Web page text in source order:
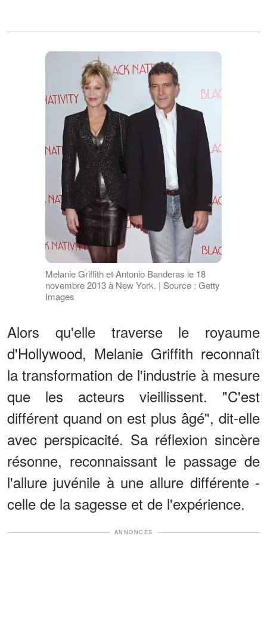
Melanie Griffith et Antonio Banderas le 18
novembre 2013 à New York. | Source : Getty
Images
Alors qu'elle traverse le royaume
d'Hollywood, Melanie Griffith reconnaît
la transformation de l'industrie à mesure
que les acteurs vieillissent. "C'est
différent quand on est plus âgé", dit-elle
avec perspicacité. Sa réflexion sincère
résonne, reconnaissant le passage de
l'allure juvénile à une allure différente -
celle de la sagesse et de l'expérience.
ANNONCES